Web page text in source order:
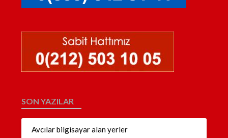
SON YAZILAR
Avcılar bilgisayar alan yerler